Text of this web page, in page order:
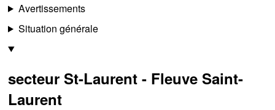
Avertissements
Situation générale
secteur St-Laurent - Fleuve Saint-
Laurent